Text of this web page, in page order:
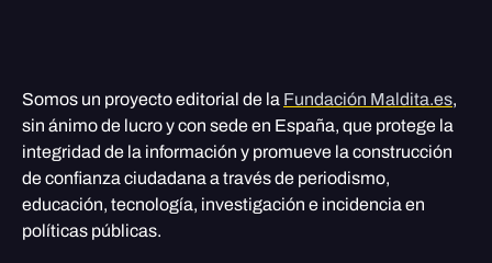
Somos un proyecto editorial de la Fundación Maldita.es,
sin ánimo de lucro y con sede en España, que protege la
integridad de la información y promueve la construcción
de confianza ciudadana a través de periodismo,
educación, tecnología, investigación e incidencia en
políticas públicas.